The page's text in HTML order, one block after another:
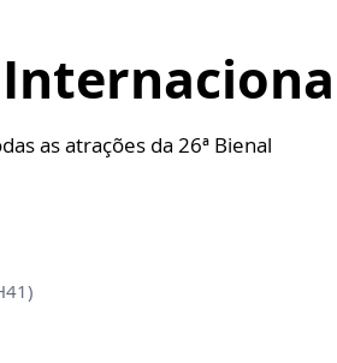
as atrações da 26ª Bienal